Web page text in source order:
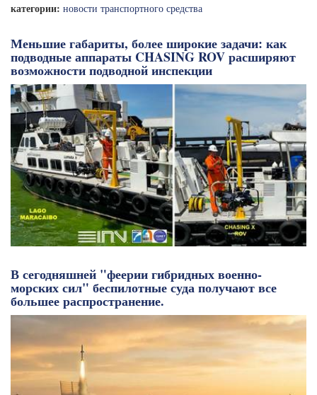
категории: новости транспортного средства
Меньшие габариты, более широкие задачи: как
подводные аппараты CHASING ROV расширяют
возможности подводной инспекции
В сегодняшней "феерии гибридных военно-
морских сил" беспилотные суда получают все
большее распространение.